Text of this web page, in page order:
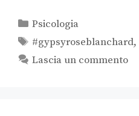
Psicologia
#gypsyroseblanchard,
Lascia un commento